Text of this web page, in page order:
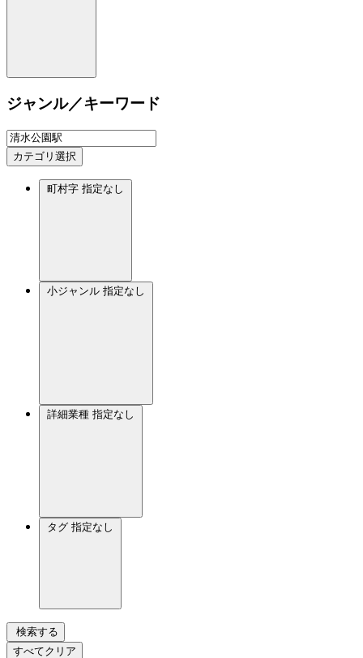
ジャンル／キーワード
カテゴリ選択
町村字 指定なし
小ジャンル 指定なし
詳細業種 指定なし
タグ 指定なし
検索する
すべてクリア